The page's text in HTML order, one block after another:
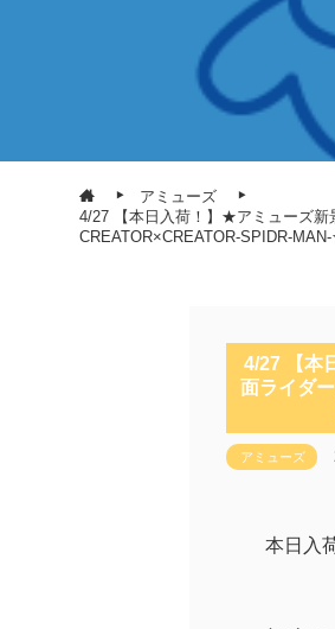
アミューズ
4/27 【本日入荷！】★アミューズ
CREATOR×CREATOR-SPIDR-
4/27 【本
面ライダ
アミューズ
本日入